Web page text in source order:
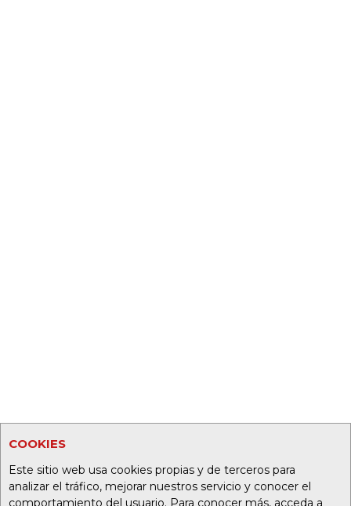
COOKIES
Este sitio web usa cookies propias y de terceros para
analizar el tráfico, mejorar nuestros servicio y conocer el
comportamiento del usuario. Para conocer más, acceda a